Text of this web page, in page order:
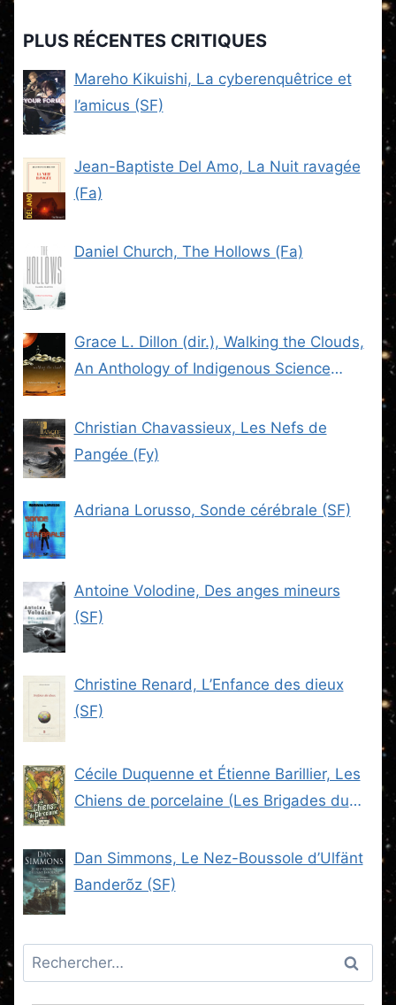
PLUS RÉCENTES CRITIQUES
Mareho Kikuishi, La cyberenquêtrice et
l’amicus (SF)
Jean-Baptiste Del Amo, La Nuit ravagée
(Fa)
Daniel Church, The Hollows (Fa)
Grace L. Dillon (dir.), Walking the Clouds,
An Anthology of Indigenous Science
Christian Chavassieux, Les Nefs de
Pangée (Fy)
Adriana Lorusso, Sonde cérébrale (SF)
Antoine Volodine, Des anges mineurs
(SF)
Christine Renard, L’Enfance des dieux
(SF)
Cécile Duquenne et Étienne Barillier, Les
Chiens de porcelaine (Les Brigades du
Dan Simmons, Le Nez-Boussole d’Ulfänt
Banderõz (SF)
Rechercher :